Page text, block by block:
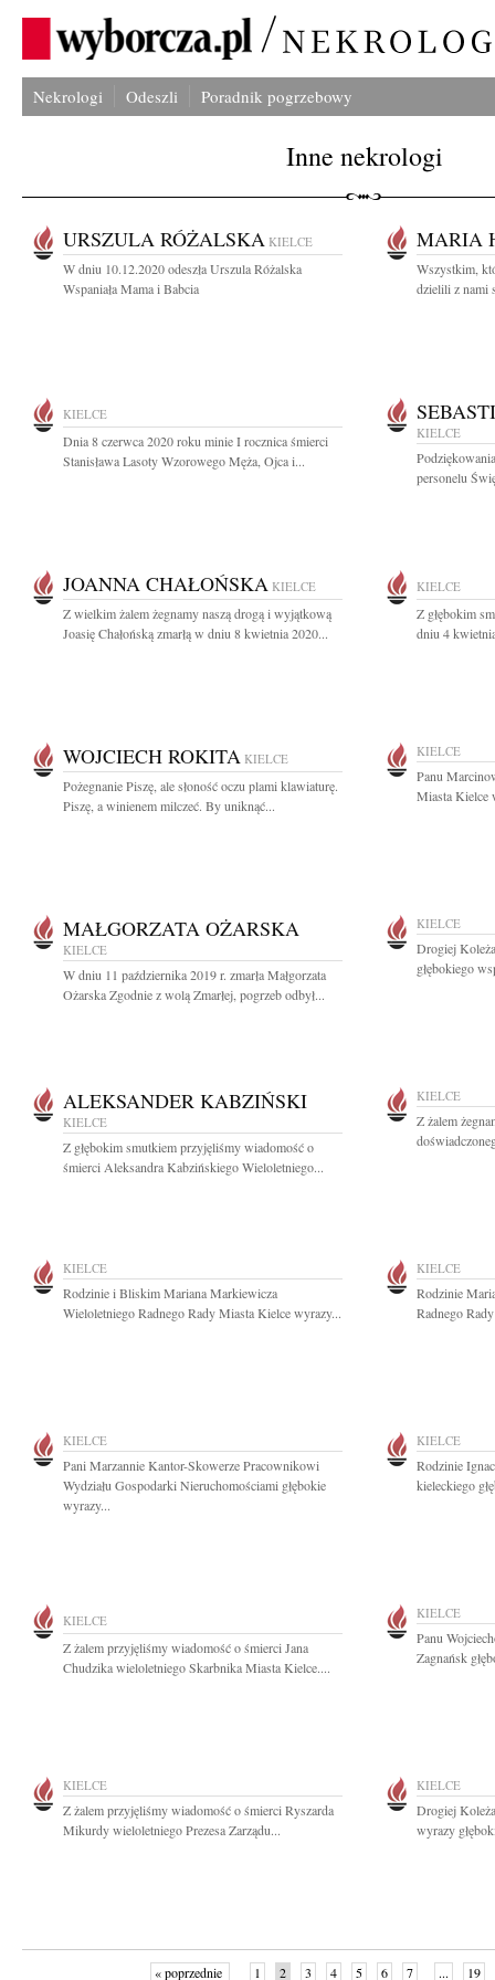
Nekrologi Odeszli Poradnik pogrzebowy
Inne nekrologi
URSZULA RÓŻALSKA KIELCE
W dniu 10.12.2020 odeszła Urszula Różalska
Wspaniała Mama i Babcia
MARIA
Wszystkim,
dzielili z nami
KIELCE
Dnia 8 czerwca 2020 roku minie I rocznica śmierci
Stanisława Lasoty Wzorowego Męża, Ojca i...
KIELCE
personelu
JOANNA CHAŁOŃSKA KIELCE
Z wielkim żalem żegnamy naszą drogą i wyjątkową
Joasię Chałońską zmarłą w dniu 8 kwietnia 2020...
KIELCE
Z głębokim
dniu 4
WOJCIECH ROKITA KIELCE
Pożegnanie Piszę, ale słoność oczu plami klawiaturę.
Piszę, a winienem milczeć. By uniknąć...
KIELCE
Panu
Miasta Kielce
MAŁGORZATA OŻARSKA
KIELCE
W dniu 11 października 2019 r. zmarła Małgorzata
Ożarska Zgodnie z wolą Zmarłej, pogrzeb odbył...
KIELCE
Drogiej
głębokiego
ALEKSANDER KABZIŃSKI
KIELCE
Z głębokim smutkiem przyjęliśmy wiadomość o
śmierci Aleksandra Kabzińskiego Wieloletniego...
KIELCE
Z żalem
KIELCE
Rodzinie i Bliskim Mariana Markiewicza
Wieloletniego Radnego Rady Miasta Kielce wyrazy...
KIELCE
Rodzinie
Radnego
KIELCE
Pani Marzannie Kantor-Skowerze Pracownikowi
Wydziału Gospodarki Nieruchomościami głębokie
wyrazy...
KIELCE
Rodzinie
kieleckiego
KIELCE
Z żalem przyjęliśmy wiadomość o śmierci Jana
Chudzika wieloletniego Skarbnika Miasta Kielce....
KIELCE
Panu
Zagnańsk
KIELCE
Z żalem przyjęliśmy wiadomość o śmierci Ryszarda
Mikurdy wieloletniego Prezesa Zarządu...
KIELCE
Drogiej
wyrazy
« poprzednie 1 2 3 4 5 6 7 ... 19